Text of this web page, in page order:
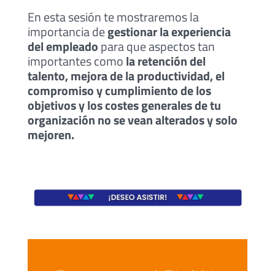
En esta sesión te mostraremos la
importancia degestionar la experiencia
del empleadopara que aspectos tan
importantes comola retención del
talento, mejora de la productividad, el
compromiso y cumplimiento de los
objetivos y los costes generales de tu
organización no se vean alterados y solo
mejoren.